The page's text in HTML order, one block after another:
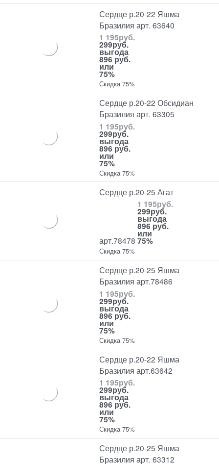
Сердце р.20-22 Яшма
Бразилия арт. 63640
1 195руб.
299руб.
выгода
896 руб.
или
75%
Скидка 75%
Сердце р.20-22 Обсидиан
Бразилия арт. 63305
1 195руб.
299руб.
выгода
896 руб.
или
75%
Скидка 75%
Сердце р.20-25 Агат
арт.78478
1 195руб.
299руб.
выгода
896 руб.
или
75%
Скидка 75%
Сердце р.20-25 Яшма
Бразилия арт.78486
1 195руб.
299руб.
выгода
896 руб.
или
75%
Скидка 75%
Сердце р.20-22 Яшма
Бразилия арт.63642
1 195руб.
299руб.
выгода
896 руб.
или
75%
Скидка 75%
Сердце р.20-25 Яшма
Бразилия арт. 63312